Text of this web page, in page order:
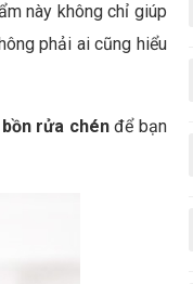
này không chỉ giúp
phải ai cũng hiểu
rửa chénđể bạn